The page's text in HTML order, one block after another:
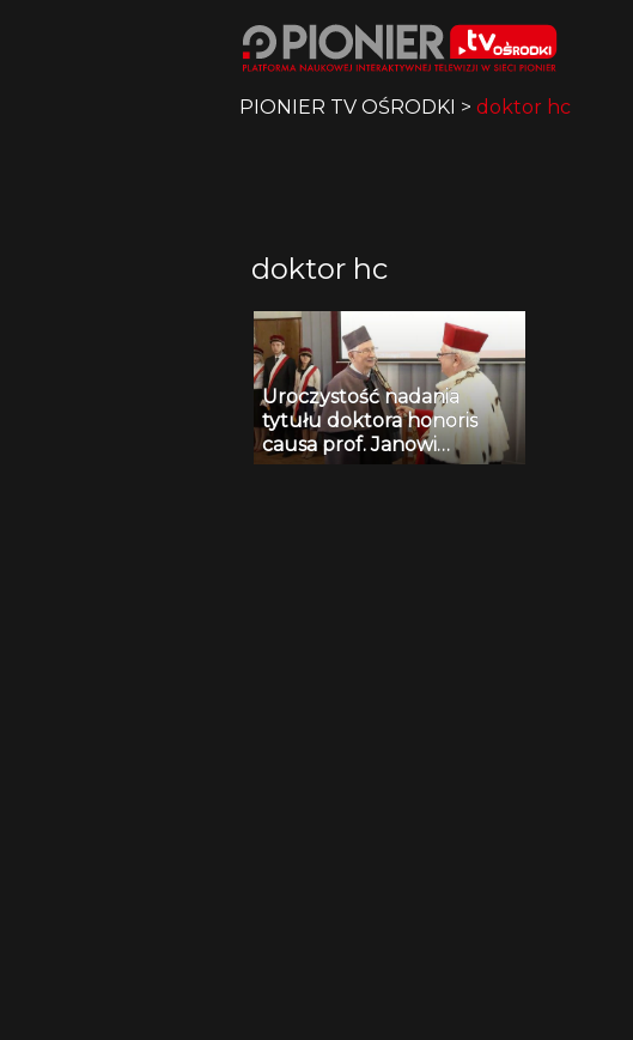
PIONIER TV OŚRODKI > doktor hc
doktor hc
Uroczystość nadania
tytułu doktora honoris
causa prof. Janowi
Krysińskiemu